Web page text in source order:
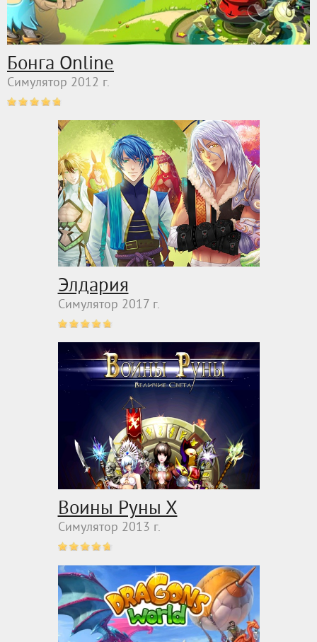
Бонга Online
Симулятор 2012 г.
Элдария
Симулятор 2017 г.
Воины Руны Х
Симулятор 2013 г.